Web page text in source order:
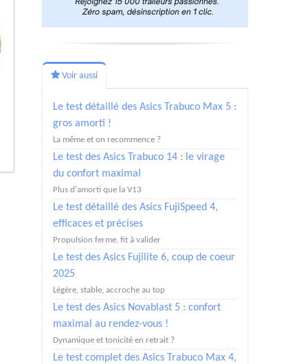
Voir aussi
Le test détaillé des Asics Trabuco Max 5 :
gros amorti !
La même et on recommence ?
Le test des Asics Trabuco 14 : le virage
du confort maximal
Plus d'amorti que la V13
Le test détaillé des Asics FujiSpeed 4,
efficaces et précises
Propulsion ferme, fit à valider
Le test des Asics Fujilite 6, coup de coeur
2025
Légère, stable, accroche au top
Le test des Asics Novablast 5 : confort
maximal au rendez-vous !
Dynamique et tonicité en retrait ?
Le test complet des Asics Trabuco Max 4,